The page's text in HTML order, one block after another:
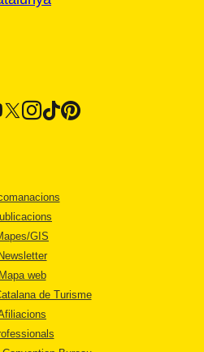
GIS
Newsletter
Mapa web
de Turisme